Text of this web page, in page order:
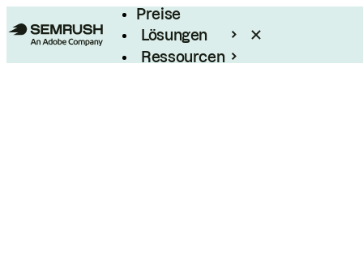
Preise
Lösungen
Ressourcen